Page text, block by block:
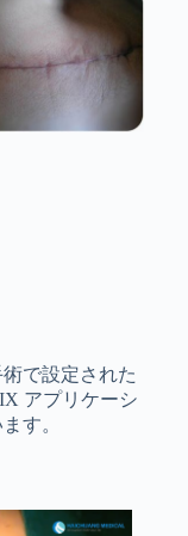
で設定された
アプリケーシ
す。